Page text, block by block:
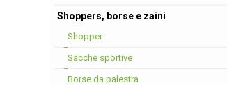
Shoppers, borse e zaini
Shopper
Sacche sportive
Borse da palestra